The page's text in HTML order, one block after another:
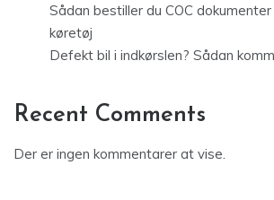
Sådan bestiller du COC
køretøj
Defekt bil i indkørslen? Sådan
Recent Comments
Der er ingen kommentarer at vise.